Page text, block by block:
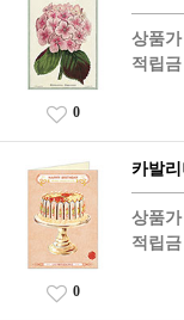
상품
적립
0
카발
상품
적립
0